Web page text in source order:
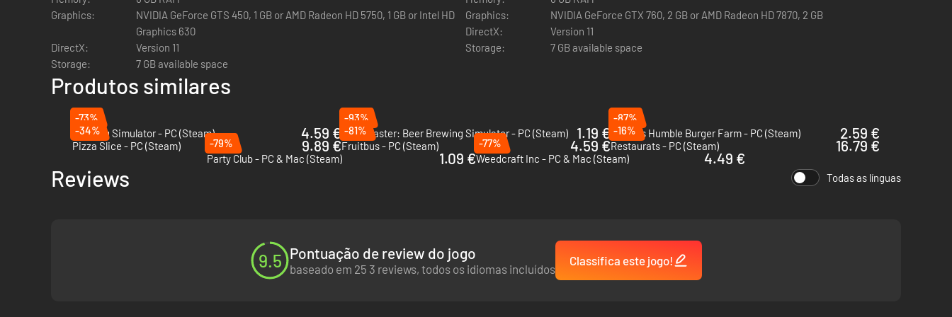
Monte o cardápio a partir dos seus gostos
Você prefere boeuf bourguignon ou macarrão cacio e pepe? Monte o cardápio com pratos clássicos das culinárias francesa, italiana e internacional! Você quer sair da mesmice? Aperfeiçoe
Graphics:
NVIDIA GeForce GTS 450, 1 GB or AMD Radeon HD 5750, 1 GB or Intel HD
Graphics 630
DirectX:
Version 11
Storage:
7 GB available space
Graphics:
NVIDIA GeForce GTX 760, 2 GB or AMD Radeon HD 7870, 2 GB
DirectX:
Version 11
Storage:
7 GB available space
Produtos similares
-73%
Cooking Simulator - PC (Steam)
4.59 €
-93%
Brewmaster: Beer Brewing Simulator - PC (Steam)
1.19 €
-87%
Happy's Humble Burger Farm - PC (Steam)
2.59 €
-34%
Pizza Slice - PC (Steam)
9.89 €
-81%
Fruitbus - PC (Steam)
4.59 €
-16%
Restaurats - PC (Steam)
16.79 €
-79%
Party Club - PC & Mac (Steam)
1.09 €
-77%
Weedcraft Inc - PC & Mac (Steam)
4.49 €
Reviews Todas as línguas
9.5 Pontuação de review do jogo
baseado em 25 3 reviews, todos os idiomas incluídos
Classifica este jogo!